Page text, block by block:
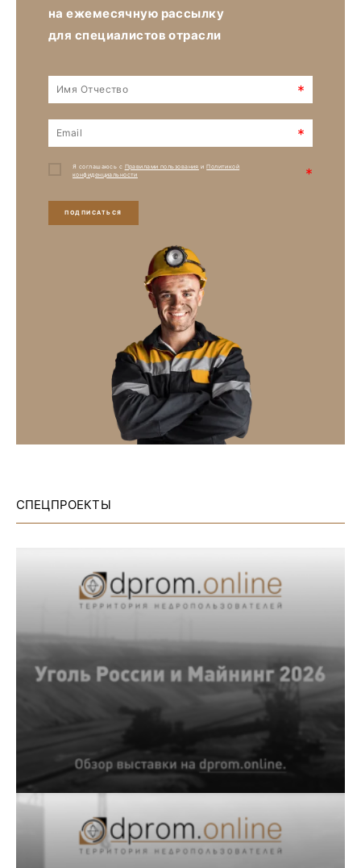
на ежемесячную рассылку
для специалистов отрасли
*
*
Я соглашаюсь с Правилами пользования иПолитикой
конфиденциальности
*
ПОДПИСАТЬСЯ
СПЕЦПРОЕКТЫ